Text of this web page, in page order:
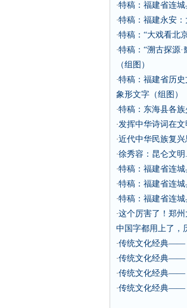
·特稿：福建省连城
·特稿：福建永安：
·特稿：“大戏看北
·特稿：“溯古探源
（组图）
·特稿：福建省历
象形文字（组图）
·特稿：东海县各
·发挥中华诗词在
·近代中华民族复
·徐秀容：昆仑文
·特稿：福建省连城
·特稿：福建省连城
·特稿：福建省连城
·这个厉害了！郑
中国字都用上了，
·传统文化经典——
·传统文化经典——
·传统文化经典——
·传统文化经典——